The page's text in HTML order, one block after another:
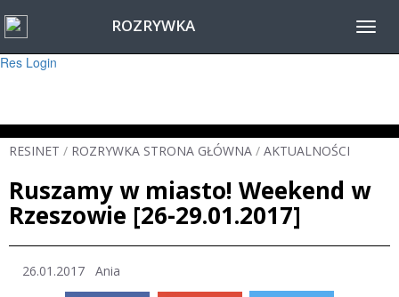
Warning
: session_start(): Failed to read session data: user (path: ) in
Res Login
ROZRYWKA
RESINET / ROZRYWKA STRONA GŁÓWNA / AKTUALNOŚCI
Ruszamy w miasto! Weekend w
Rzeszowie [26-29.01.2017]
26.01.2017 Ania